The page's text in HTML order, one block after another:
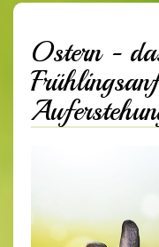
Ostern -